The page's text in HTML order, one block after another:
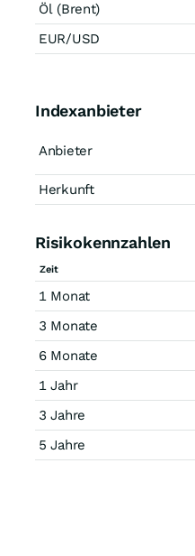
Öl (Brent)
EUR/USD
Indexanbieter
Anbieter
Herkunft
Risikokennzahlen
Zeit
1 Monat
3 Monate
6 Monate
1 Jahr
3 Jahre
5 Jahre